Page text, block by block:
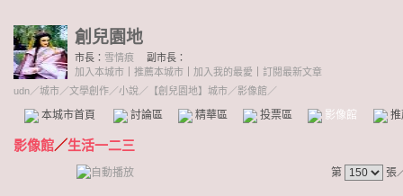
創兒園地
市長： 雪情痕
副市長：
加入本城市
推薦本城市 加入我的最愛
訂閱最新文章
udn／城市／文學創作／小說／ 【創兒園地】城市／影像館／
本城市首頁 討論區 精華區 投票區 影像館
影像館／生活一二三
第 張